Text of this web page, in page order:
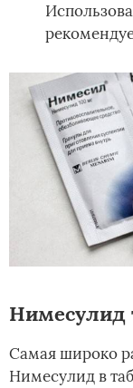
Нимесулид
Самая широко
Нимесулид в